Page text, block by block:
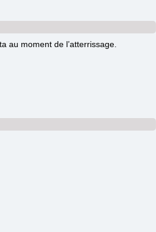
au moment de l’atterrissage.